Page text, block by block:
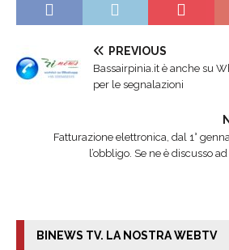
PREVIOUS
Bassairpinia.it è anche su
per le segnalazioni
Fatturazione elettronica, dal 1°
l’obbligo. Se ne è discusso
BINEWS TV. LA NOSTRA WEBTV